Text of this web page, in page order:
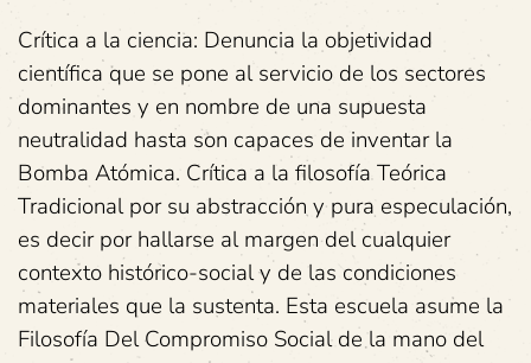
Crítica a la ciencia: Denuncia la objetividad
científica que se pone al servicio de los sectores
dominantes y en nombre de una supuesta
neutralidad hasta son capaces de inventar la
Bomba Atómica. Crítica a la filosofía Teórica
Tradicional por su abstracción y pura especulación,
es decir por hallarse al margen del cualquier
contexto histórico-social y de las condiciones
materiales que la sustenta. Esta escuela asume la
Filosofía Del Compromiso Social de la mano del